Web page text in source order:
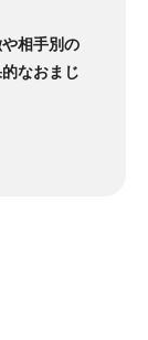
相手別の
なおまじ